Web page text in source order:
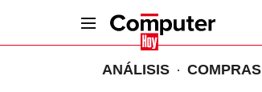
ANÁLISIS COMPRAS